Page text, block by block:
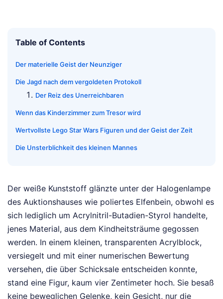
Table of Contents
Der materielle Geist der Neunziger
Die Jagd nach dem vergoldeten Protokoll
Der Reiz des Unerreichbaren
Wenn das Kinderzimmer zum Tresor wird
Wertvollste Lego Star Wars Figuren und der Geist der Zeit
Die Unsterblichkeit des kleinen Mannes
Der weiße Kunststoff glänzte unter der Halogenlampe
des Auktionshauses wie poliertes Elfenbein, obwohl es
sich lediglich um Acrylnitril-Butadien-Styrol handelte,
jenes Material, aus dem Kindheitsträume gegossen
werden. In einem kleinen, transparenten Acrylblock,
versiegelt und mit einer numerischen Bewertung
versehen, die über Schicksale entscheiden konnte,
stand eine Figur, kaum vier Zentimeter hoch. Sie besaß
keine beweglichen Gelenke, kein Gesicht, nur die